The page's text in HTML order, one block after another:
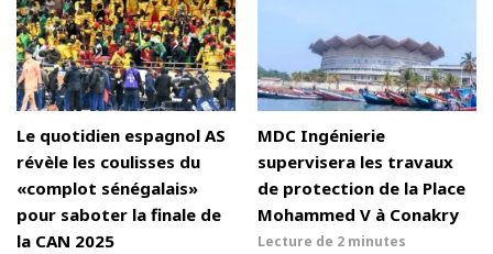
Le quotidien espagnol AS
révèle les coulisses du
«complot sénégalais»
pour saboter la finale de
la CAN 2025
MDC Ingénierie
supervisera les travaux
de protection de la Place
Mohammed V à Conakry
Lecture de 2 minutes